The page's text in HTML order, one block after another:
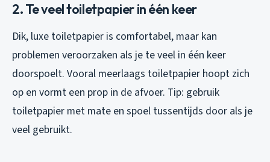
2. Te veel toiletpapier in één keer
Dik, luxe toiletpapier is comfortabel, maar kan
problemen veroorzaken als je te veel in één keer
doorspoelt. Vooral meerlaags toiletpapier hoopt zich
op en vormt een prop in de afvoer. Tip: gebruik
toiletpapier met mate en spoel tussentijds door als je
veel gebruikt.